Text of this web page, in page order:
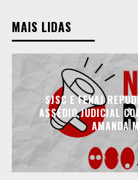
MAIS LIDAS
SJSC E FENAJ
ASSÉDIO JUDICIAL
AMANDA